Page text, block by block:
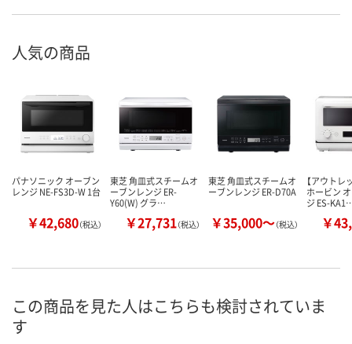
人気の商品
パナソニック オーブン
レンジ NE-FS3D-W 1台
￥42,680（税込）
東芝 角皿式スチームオ
ーブンレンジ ER-
Y60(W) グラ…
￥27,731（税込）
東芝 角皿式スチームオ
ーブンレンジ ER-D70A
￥35,000～（税込）
【アウトレ
ホービン
ジ ES-
￥
この商品を見た人はこちらも検討されていま
す